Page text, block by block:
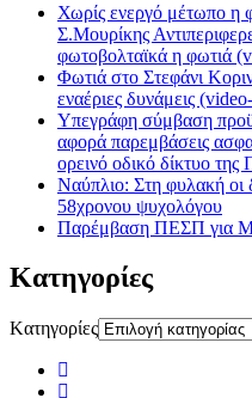
Χωρίς ενεργό μέτωπο η
Σ.Μουρίκης
φωτοβολταϊκά η φωτιά
Φωτιά στο Στεφάνι
εναέριες δυνάμεις
Υπεγράφη σύμβαση
αφορά παρεμβάσεις
ορεινό οδικό δίκτυο
Ναύπλιο: Στη φυλακή οι
58χρονου ψυχολόγου
Παρέμβαση ΠΕΣΠ για
Kατηγορίες
Kατηγορίες